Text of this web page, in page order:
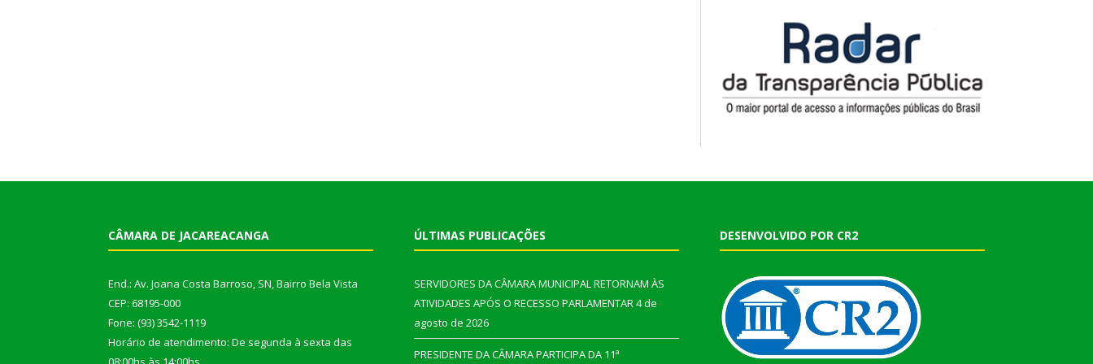
CÂMARA DE JACAREACANGA
End.: Av. Joana Costa Barroso, SN, Bairro Bela Vista
CEP: 68195-000
Fone: (93) 3542-1119
Horário de atendimento: De segunda à sexta das
ÚLTIMAS PUBLICAÇÕES
SERVIDORES DA CÂMARA MUNICIPAL RETORNAM ÀS
ATIVIDADES APÓS O RECESSO PARLAMENTAR4 de
agosto de 2026
PRESIDENTE DA CÂMARA PARTICIPA DA 11ª
DESENVOLVIDO POR CR2